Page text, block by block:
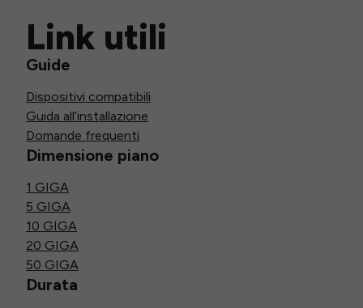
Link utili
Guide
Dispositivi compatibili
Guida all’installazione
Domande frequenti
Dimensione piano
1 GIGA
5 GIGA
10 GIGA
20 GIGA
50 GIGA
Durata